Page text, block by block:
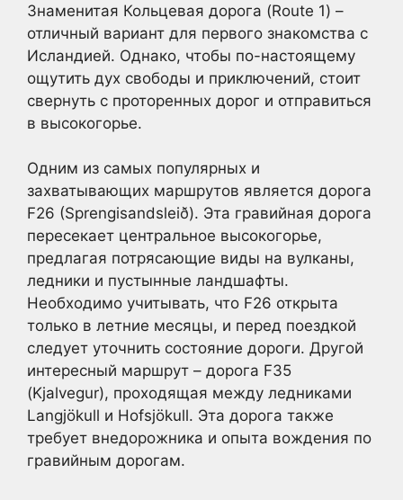
Знаменитая Кольцевая дорога (Route 1) –
отличный вариант для первого знакомства с
Исландией. Однако, чтобы по-настоящему
ощутить дух свободы и приключений, стоит
свернуть с проторенных дорог и отправиться
в высокогорье.
Одним из самых популярных и
захватывающих маршрутов является дорога
F26 (Sprengisandsleið). Эта гравийная дорога
пересекает центральное высокогорье,
предлагая потрясающие виды на вулканы,
ледники и пустынные ландшафты.
Необходимо учитывать, что F26 открыта
только в летние месяцы, и перед поездкой
следует уточнить состояние дороги. Другой
интересный маршрут – дорога F35
(Kjalvegur), проходящая между ледниками
Langjökull и Hofsjökull. Эта дорога также
требует внедорожника и опыта вождения по
гравийным дорогам.